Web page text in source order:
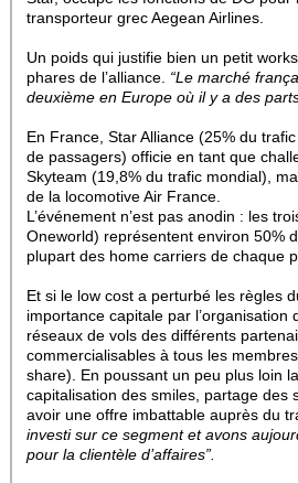
transporteur grec Aegean Airlines.
Un poids qui justifie bien un petit
phares de l’alliance. “Le marché
deuxième en Europe où il y a des
En France, Star Alliance (25% du
de passagers) officie en tant que
Skyteam (19,8% du trafic mondial),
de la locomotive Air France.
L’événement n’est pas anodin : les
Oneworld) représentent environ 50%
plupart des home carriers de chaque
Et si le low cost a perturbé les règles
importance capitale par l’organisation
réseaux de vols des différents
commercialisables à tous les
share). En poussant un peu plus loin
capitalisation des smiles, partage
avoir une offre imbattable auprès du
investi sur ce segment et avons
pour la clientèle d’affaires”.